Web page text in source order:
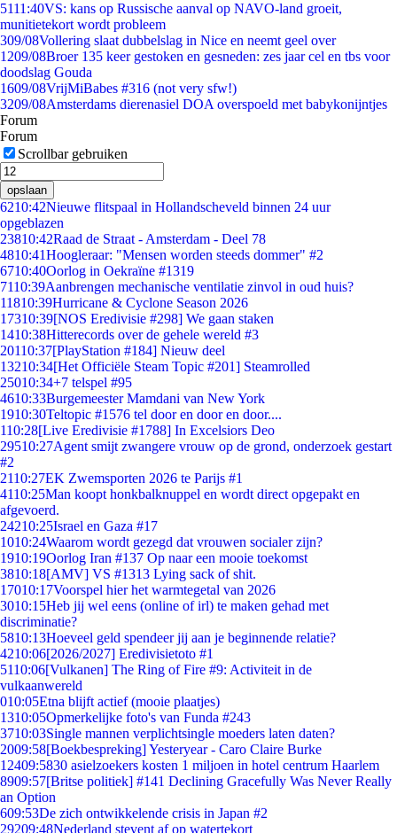
5111:40VS: kans op Russische aanval op NAVO-land groeit,
munitietekort wordt probleem
309/08Vollering slaat dubbelslag in Nice en neemt geel over
1209/08Broer 135 keer gestoken en gesneden: zes jaar cel en tbs voor
doodslag Gouda
1609/08VrijMiBabes #316 (not very sfw!)
3209/08Amsterdams dierenasiel DOA overspoeld met babykonijntjes
Forum
Forum
Scrollbar gebruiken
opslaan
6210:42Nieuwe flitspaal in Hollandscheveld binnen 24 uur
opgeblazen
23810:42Raad de Straat - Amsterdam - Deel 78
4810:41Hoogleraar: "Mensen worden steeds dommer" #2
6710:40Oorlog in Oekraïne #1319
7110:39Aanbrengen mechanische ventilatie zinvol in oud huis?
11810:39Hurricane & Cyclone Season 2026
17310:39[NOS Eredivisie #298] We gaan staken
1410:38Hitterecords over de gehele wereld #3
20110:37[PlayStation #184] Nieuw deel
13210:34[Het Officiële Steam Topic #201] Steamrolled
25010:34+7 telspel #95
4610:33Burgemeester Mamdani van New York
1910:30Teltopic #1576 tel door en door en door....
110:28[Live Eredivisie #1788] In Excelsiors Deo
29510:27Agent smijt zwangere vrouw op de grond, onderzoek gestart
#2
2110:27EK Zwemsporten 2026 te Parijs #1
4110:25Man koopt honkbalknuppel en wordt direct opgepakt en
afgevoerd.
24210:25Israel en Gaza #17
1010:24Waarom wordt gezegd dat vrouwen socialer zijn?
1910:19Oorlog Iran #137 Op naar een mooie toekomst
3810:18[AMV] VS #1313 Lying sack of shit.
17010:17Voorspel hier het warmtegetal van 2026
3010:15Heb jij wel eens (online of irl) te maken gehad met
discriminatie?
5810:13Hoeveel geld spendeer jij aan je beginnende relatie?
4210:06[2026/2027] Eredivisietoto #1
5110:06[Vulkanen] The Ring of Fire #9: Activiteit in de
vulkaanwereld
010:05Etna blijft actief (mooie plaatjes)
1310:05Opmerkelijke foto's van Funda #243
3710:03Single mannen verplichtsingle moeders laten daten?
2009:58[Boekbespreking] Yesteryear - Caro Claire Burke
12409:5830 asielzoekers kosten 1 miljoen in hotel centrum Haarlem
8909:57[Britse politiek] #141 Declining Gracefully Was Never Really
an Option
609:53De zich ontwikkelende crisis in Japan #2
29209:48Nederland stevent af op watertekort